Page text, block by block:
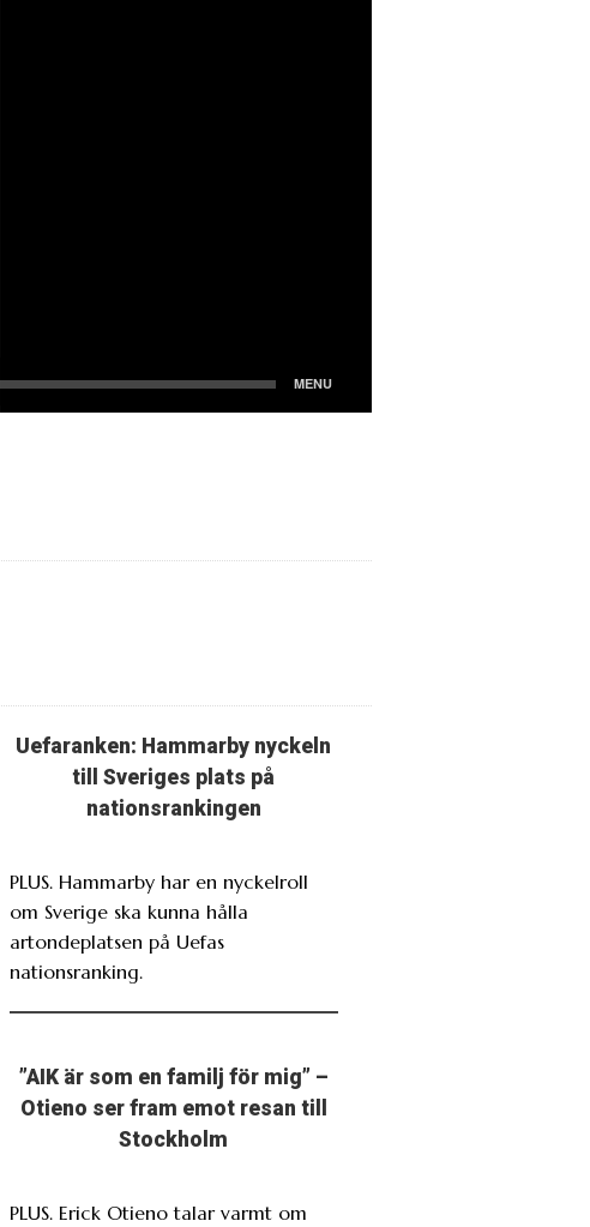
Uefaranken: Hammarby nyckeln
till Sveriges plats på
nationsrankingen
PLUS. Hammarby har en nyckelroll
om Sverige ska kunna hålla
artondeplatsen på Uefas
nationsranking.
”AIK är som en familj för mig” –
Otieno ser fram emot resan till
Stockholm
PLUS. Erick Otieno talar varmt om